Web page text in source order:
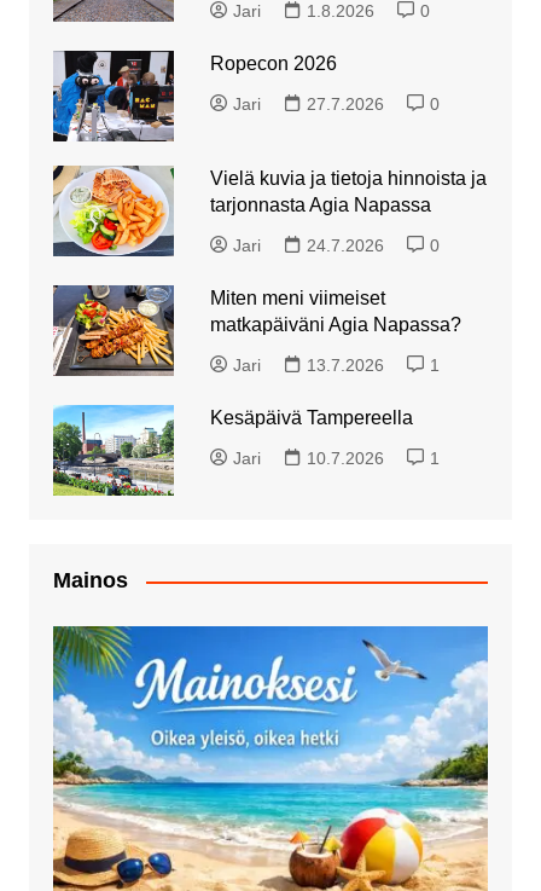
Jari 1.8.2026 0
Ropecon 2026
Jari 27.7.2026 0
Vielä kuvia ja tietoja hinnoista ja
tarjonnasta Agia Napassa
Jari 24.7.2026 0
Miten meni viimeiset
matkapäiväni Agia Napassa?
Jari 13.7.2026 1
Kesäpäivä Tampereella
Jari 10.7.2026 1
Mainos